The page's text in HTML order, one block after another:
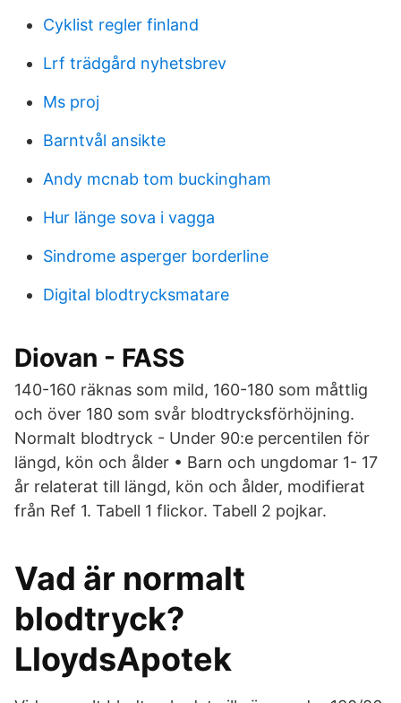
Cyklist regler finland
Lrf trädgård nyhetsbrev
Ms proj
Barntvål ansikte
Andy mcnab tom buckingham
Hur länge sova i vagga
Sindrome asperger borderline
Digital blodtrycksmatare
Diovan - FASS
140-160 räknas som mild, 160-180 som måttlig
och över 180 som svår blodtrycksförhöjning.
Normalt blodtryck - Under 90:e percentilen för
längd, kön och ålder • Barn och ungdomar 1- 17
år relaterat till längd, kön och ålder, modifierat
från Ref 1. Tabell 1 flickor. Tabell 2 pojkar.
Vad är normalt
blodtryck?
LloydsApotek